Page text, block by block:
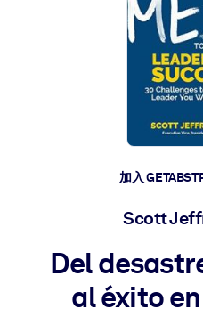
帮助您的管理者为未来的工作
让团队更轻松地共同学习、解
培养您的员工应对未来挑战所
按系统
面向 LMS/LXP
将简短且经过验证的知识引入
加入
Scott
Del
al éxito